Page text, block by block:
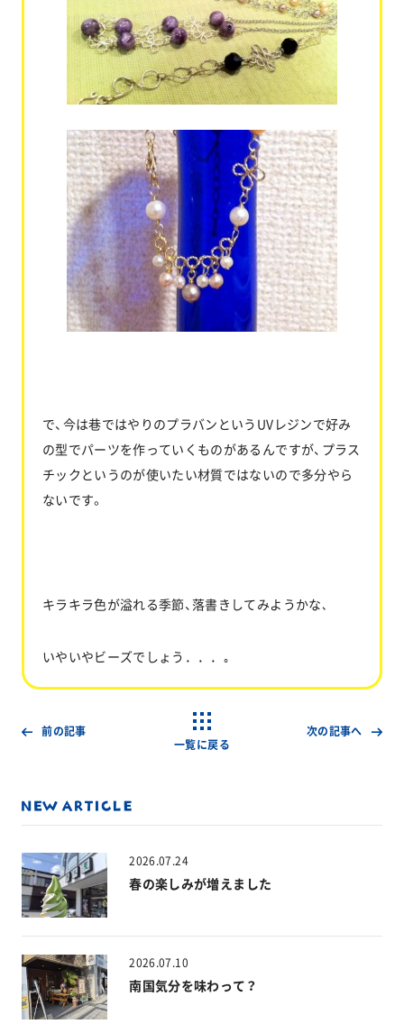
で、今は巷ではやりのプラバンというUVレジンで好み
の型でパーツを作っていくものがあるんですが、プラス
チックというのが使いたい材質ではないので多分やら
ないです。
キラキラ色が溢れる季節、落書きしてみようかな､
いやいやビーズでしょう．．．｡
前の記事
一覧に戻る
次の記事へ
2026.07.24
春の楽しみが増えました
2026.07.10
南国気分を味わって？